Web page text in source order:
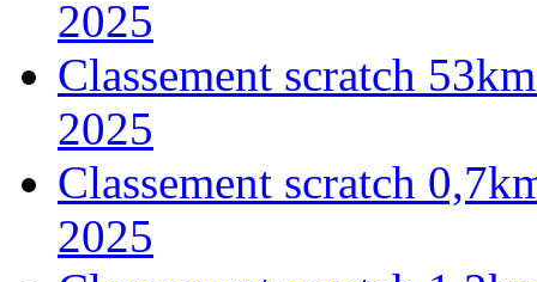
2025
Classement scratch
2025
Classement scratch
2025